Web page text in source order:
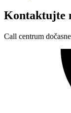
Kontaktujte
Call centrum